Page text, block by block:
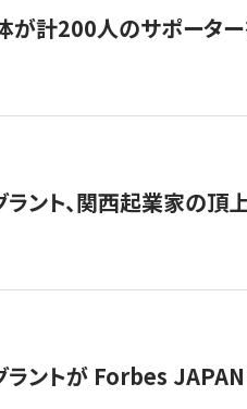
が計200人のサポータ
ラント、関西起業家の
ラントが Forbes